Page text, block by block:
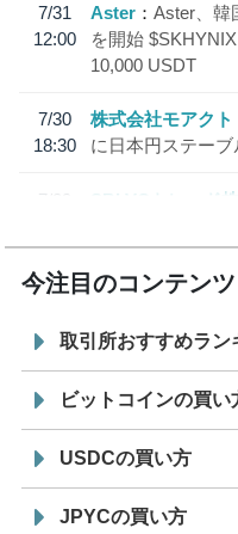
7/31
12:00
Aster
Aster、韓
を開始
10,000 USDT
7/30
18:30
株式会社モアクト
に日本円ステー
7/29
SBI VCトレード
今注目のコンテンツ
取引所おすすめラン
ビットコインの買い
USDCの買い方
JPYCの買い方